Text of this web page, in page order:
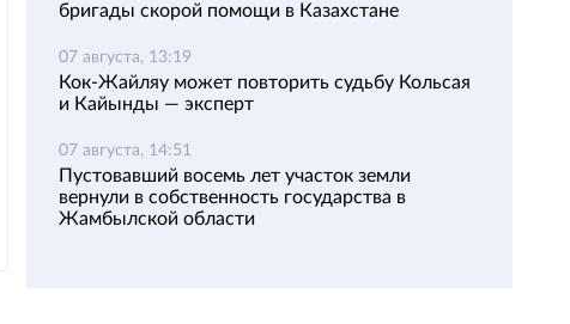
бригады скорой помощи в Казахстане
07 августа, 13:19
Кок-Жайляу может повторить судьбу Кольсая
и Кайынды — эксперт
07 августа, 14:51
Пустовавший восемь лет участок земли
вернули в собственность государства в
Жамбылской области